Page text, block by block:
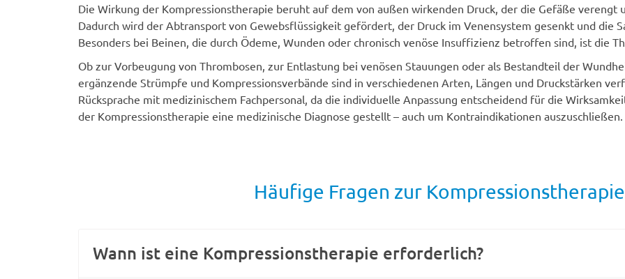
Die Wirkung der Kompressionstherapie beruht auf dem von außen wirkenden Druck, der die Gefäße verengt
Dadurch wird der Abtransport von Gewebsflüssigkeit gefördert, der Druck im Venensystem gesenkt und die
Besonders bei Beinen, die durch Ödeme, Wunden oder chronisch venöse Insuffizienz betroffen sind, ist die
Ob zur Vorbeugung von Thrombosen, zur Entlastung bei venösen Stauungen oder als Bestandteil der
ergänzende Strümpfe und Kompressionsverbände sind in verschiedenen Arten, Längen und Druckstärken
Rücksprache mit medizinischem Fachpersonal, da die individuelle Anpassung entscheidend für die
der Kompressionstherapie eine medizinische Diagnose gestellt – auch um Kontraindikationen auszuschließen.
Häufige Fragen zur
Wann ist eine Kompressionstherapie erforderlich?